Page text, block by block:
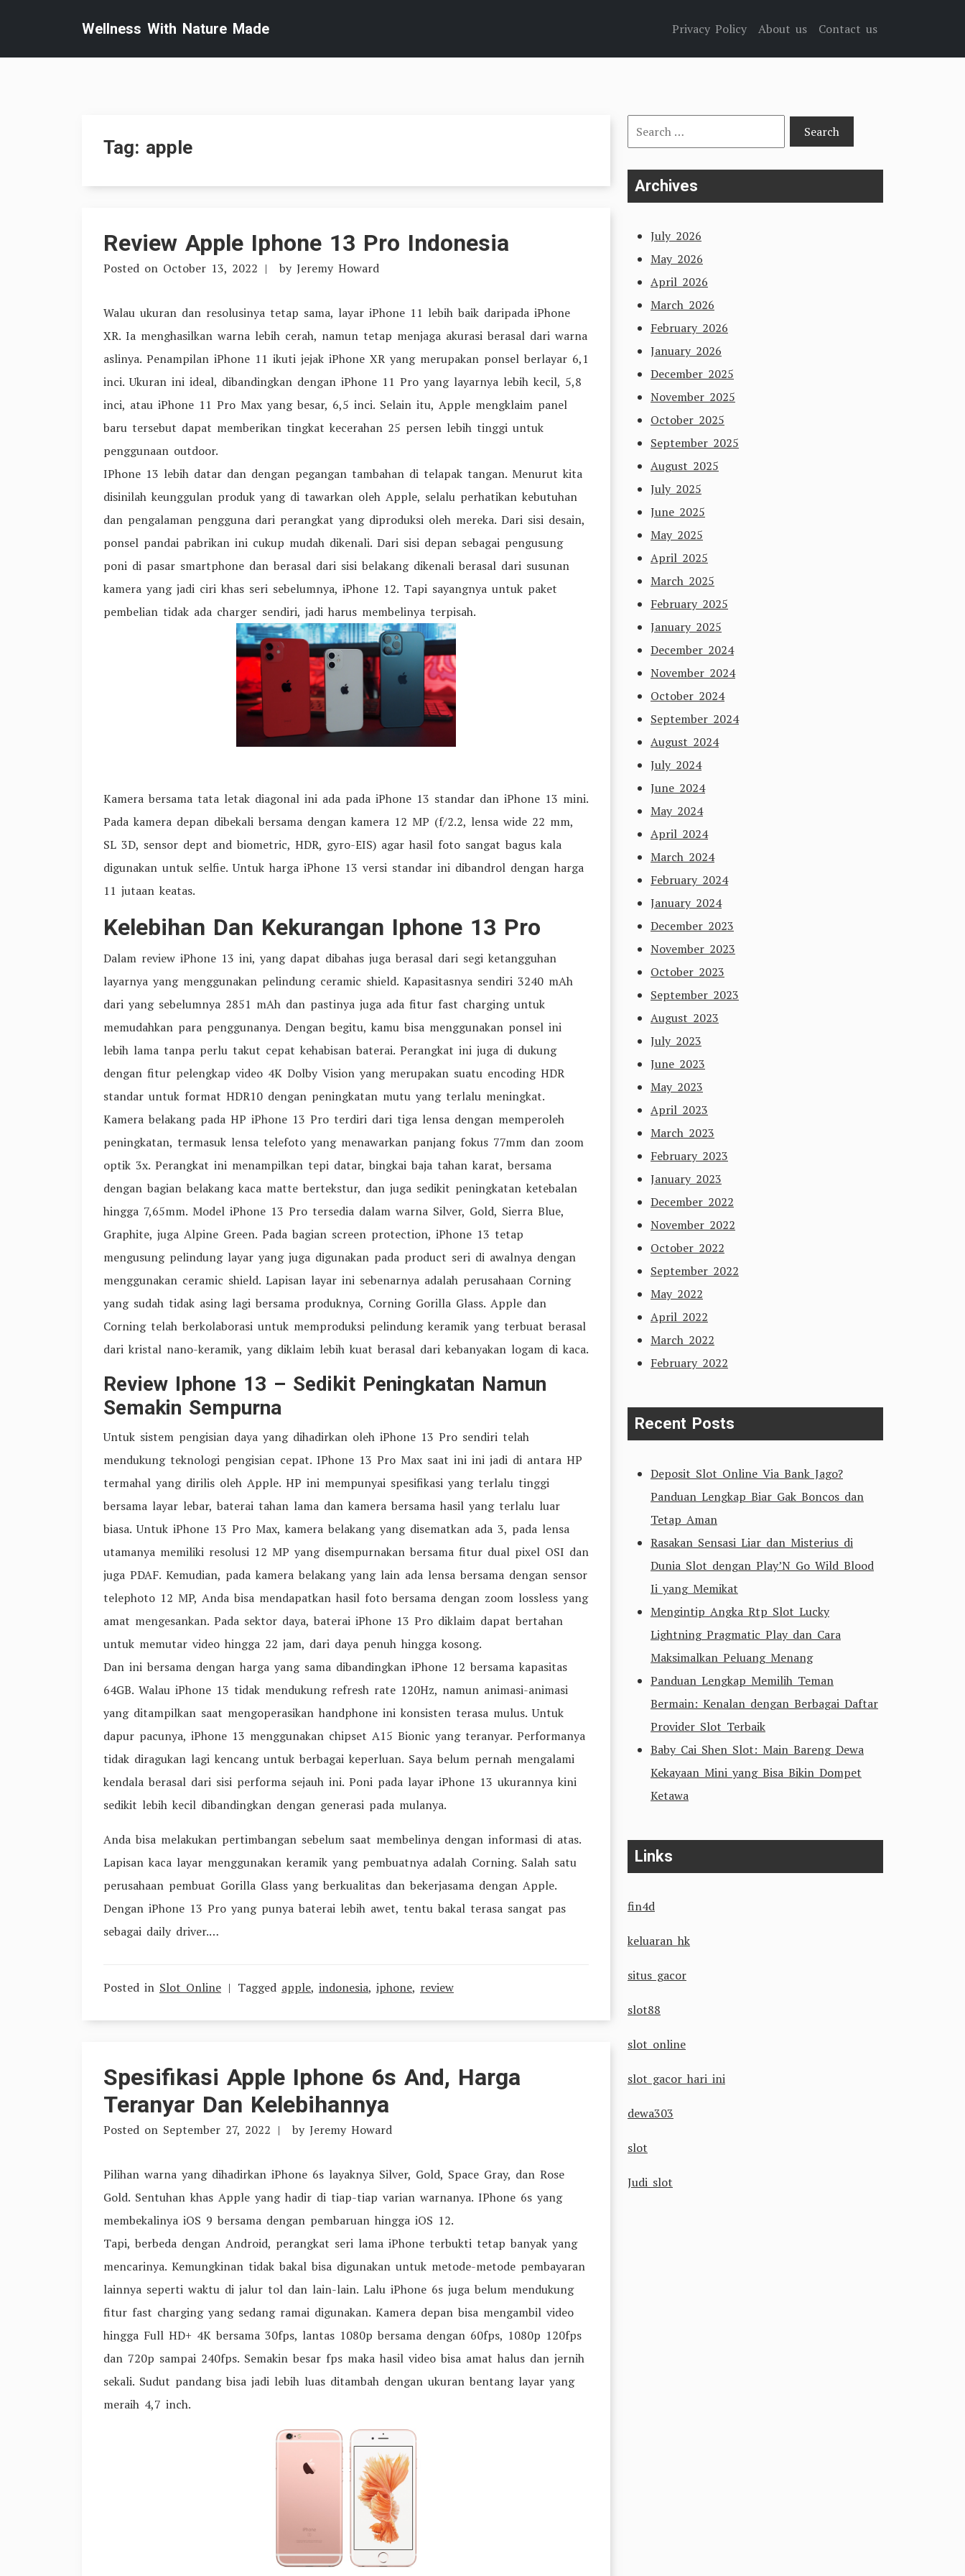
content
Wellness With Nature Made Privacy Policy About us Contact us
Tag: apple
Review Apple Iphone 13 Pro Indonesia
Posted on October 13, 2022 by Jeremy Howard
Walau ukuran dan resolusinya tetap sama, layar iPhone 11 lebih baik daripada iPhone
XR. Ia menghasilkan warna lebih cerah, namun tetap menjaga akurasi berasal dari warna
aslinya. Penampilan iPhone 11 ikuti jejak iPhone XR yang merupakan ponsel berlayar 6,1
inci. Ukuran ini ideal, dibandingkan dengan iPhone 11 Pro yang layarnya lebih kecil, 5,8
inci, atau iPhone 11 Pro Max yang besar, 6,5 inci. Selain itu, Apple mengklaim panel
baru tersebut dapat memberikan tingkat kecerahan 25 persen lebih tinggi untuk
penggunaan outdoor.
IPhone 13 lebih datar dan dengan pegangan tambahan di telapak tangan. Menurut kita
disinilah keunggulan produk yang di tawarkan oleh Apple, selalu perhatikan kebutuhan
dan pengalaman pengguna dari perangkat yang diproduksi oleh mereka. Dari sisi desain,
ponsel pandai pabrikan ini cukup mudah dikenali. Dari sisi depan sebagai pengusung
poni di pasar smartphone dan berasal dari sisi belakang dikenali berasal dari susunan
kamera yang jadi ciri khas seri sebelumnya, iPhone 12. Tapi sayangnya untuk paket
pembelian tidak ada charger sendiri, jadi harus membelinya terpisah.
Kamera bersama tata letak diagonal ini ada pada iPhone 13 standar dan iPhone 13 mini.
Pada kamera depan dibekali bersama dengan kamera 12 MP (f/2.2, lensa wide 22 mm,
SL 3D, sensor dept and biometric, HDR, gyro-EIS) agar hasil foto sangat bagus kala
digunakan untuk selfie. Untuk harga iPhone 13 versi standar ini dibandrol dengan harga
11 jutaan keatas.
Kelebihan Dan Kekurangan Iphone 13 Pro
Dalam review iPhone 13 ini, yang dapat dibahas juga berasal dari segi ketangguhan
layarnya yang menggunakan pelindung ceramic shield. Kapasitasnya sendiri 3240 mAh
dari yang sebelumnya 2851 mAh dan pastinya juga ada fitur fast charging untuk
memudahkan para penggunanya. Dengan begitu, kamu bisa menggunakan ponsel ini
lebih lama tanpa perlu takut cepat kehabisan baterai. Perangkat ini juga di dukung
dengan fitur pelengkap video 4K Dolby Vision yang merupakan suatu encoding HDR
standar untuk format HDR10 dengan peningkatan mutu yang terlalu meningkat.
Kamera belakang pada HP iPhone 13 Pro terdiri dari tiga lensa dengan memperoleh
peningkatan, termasuk lensa telefoto yang menawarkan panjang fokus 77mm dan zoom
optik 3x. Perangkat ini menampilkan tepi datar, bingkai baja tahan karat, bersama
dengan bagian belakang kaca matte bertekstur, dan juga sedikit peningkatan ketebalan
hingga 7,65mm. Model iPhone 13 Pro tersedia dalam warna Silver, Gold, Sierra Blue,
Graphite, juga Alpine Green. Pada bagian screen protection, iPhone 13 tetap
mengusung pelindung layar yang juga digunakan pada product seri di awalnya dengan
menggunakan ceramic shield. Lapisan layar ini sebenarnya adalah perusahaan Corning
yang sudah tidak asing lagi bersama produknya, Corning Gorilla Glass. Apple dan
Corning telah berkolaborasi untuk memproduksi pelindung keramik yang terbuat berasal
dari kristal nano-keramik, yang diklaim lebih kuat berasal dari kebanyakan logam di kaca.
Review Iphone 13 – Sedikit Peningkatan Namun
Semakin Sempurna
Untuk sistem pengisian daya yang dihadirkan oleh iPhone 13 Pro sendiri telah
mendukung teknologi pengisian cepat. IPhone 13 Pro Max saat ini ini jadi di antara HP
termahal yang dirilis oleh Apple. HP ini mempunyai spesifikasi yang terlalu tinggi
bersama layar lebar, baterai tahan lama dan kamera bersama hasil yang terlalu luar
biasa. Untuk iPhone 13 Pro Max, kamera belakang yang disematkan ada 3, pada lensa
utamanya memiliki resolusi 12 MP yang disempurnakan bersama fitur dual pixel OSI dan
juga PDAF. Kemudian, pada kamera belakang yang lain ada lensa bersama dengan sensor
telephoto 12 MP, Anda bisa mendapatkan hasil foto bersama dengan zoom lossless yang
amat mengesankan. Pada sektor daya, baterai iPhone 13 Pro diklaim dapat bertahan
untuk memutar video hingga 22 jam, dari daya penuh hingga kosong.
Dan ini bersama dengan harga yang sama dibandingkan iPhone 12 bersama kapasitas
64GB. Walau iPhone 13 tidak mendukung refresh rate 120Hz, namun animasi-animasi
yang ditampilkan saat mengoperasikan handphone ini konsisten terasa mulus. Untuk
dapur pacunya, iPhone 13 menggunakan chipset A15 Bionic yang teranyar. Performanya
tidak diragukan lagi kencang untuk berbagai keperluan. Saya belum pernah mengalami
kendala berasal dari sisi performa sejauh ini. Poni pada layar iPhone 13 ukurannya kini
sedikit lebih kecil dibandingkan dengan generasi pada mulanya.
Anda bisa melakukan pertimbangan sebelum saat membelinya dengan informasi di atas.
Lapisan kaca layar menggunakan keramik yang pembuatnya adalah Corning. Salah satu
perusahaan pembuat Gorilla Glass yang berkualitas dan bekerjasama dengan Apple.
Dengan iPhone 13 Pro yang punya baterai lebih awet, tentu bakal terasa sangat pas
sebagai daily driver.…
Posted in Slot Online Tagged apple, indonesia, iphone, review
Spesifikasi Apple Iphone 6s And, Harga
Teranyar Dan Kelebihannya
Posted on September 27, 2022 by Jeremy Howard
Pilihan warna yang dihadirkan iPhone 6s layaknya Silver, Gold, Space Gray, dan Rose
Gold. Sentuhan khas Apple yang hadir di tiap-tiap varian warnanya. IPhone 6s yang
membekalinya iOS 9 bersama dengan pembaruan hingga iOS 12.
Tapi, berbeda dengan Android, perangkat seri lama iPhone terbukti tetap banyak yang
mencarinya. Kemungkinan tidak bakal bisa digunakan untuk metode-metode pembayaran
lainnya seperti waktu di jalur tol dan lain-lain. Lalu iPhone 6s juga belum mendukung
fitur fast charging yang sedang ramai digunakan. Kamera depan bisa mengambil video
hingga Full HD+ 4K bersama 30fps, lantas 1080p bersama dengan 60fps, 1080p 120fps
dan 720p sampai 240fps. Semakin besar fps maka hasil video bisa amat halus dan jernih
sekali. Sudut pandang bisa jadi lebih luas ditambah dengan ukuran bentang layar yang
meraih 4,7 inch.
Search
for:
Archives
July 2026
May 2026
April 2026
March 2026
February 2026
January 2026
December 2025
November 2025
October 2025
September 2025
August 2025
July 2025
June 2025
May 2025
April 2025
March 2025
February 2025
January 2025
December 2024
November 2024
October 2024
September 2024
August 2024
July 2024
June 2024
May 2024
April 2024
March 2024
February 2024
January 2024
December 2023
November 2023
October 2023
September 2023
August 2023
July 2023
June 2023
May 2023
April 2023
March 2023
February 2023
January 2023
December 2022
November 2022
October 2022
September 2022
May 2022
April 2022
March 2022
February 2022
Recent Posts
Deposit Slot Online Via Bank Jago?
Panduan Lengkap Biar Gak Boncos dan
Tetap Aman
Rasakan Sensasi Liar dan Misterius di
Dunia Slot dengan Play’N Go Wild Blood
Ii yang Memikat
Mengintip Angka Rtp Slot Lucky
Lightning Pragmatic Play dan Cara
Maksimalkan Peluang Menang
Panduan Lengkap Memilih Teman
Bermain: Kenalan dengan Berbagai Daftar
Provider Slot Terbaik
Baby Cai Shen Slot: Main Bareng Dewa
Kekayaan Mini yang Bisa Bikin Dompet
Ketawa
Links
fin4d
keluaran hk
situs gacor
slot88
slot online
slot gacor hari ini
dewa303
slot
Judi slot